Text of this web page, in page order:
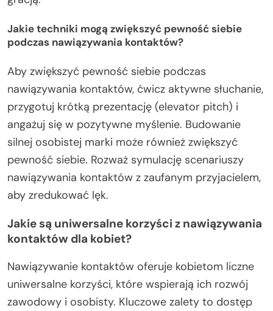
Jakie techniki mogą zwiększyć pewność siebie
podczas nawiązywania kontaktów?
Aby zwiększyć pewność siebie podczas
nawiązywania kontaktów, ćwicz aktywne słuchanie,
przygotuj krótką prezentację (elevator pitch) i
angażuj się w pozytywne myślenie. Budowanie
silnej osobistej marki może również zwiększyć
pewność siebie. Rozważ symulację scenariuszy
nawiązywania kontaktów z zaufanym przyjacielem,
aby zredukować lęk.
Jakie są uniwersalne korzyści z nawiązywania
kontaktów dla kobiet?
Nawiązywanie kontaktów oferuje kobietom liczne
uniwersalne korzyści, które wspierają ich rozwój
zawodowy i osobisty. Kluczowe zalety to dostęp